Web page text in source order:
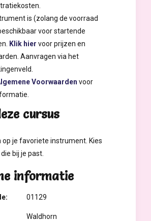
is (zolang de voorraad
voor startende
Klik hier voor prijzen en
Aanvragen via het
Voorwaarden voor
cursus
op je favoriete instrument. Kies
bij je past.
informatie
01129
Waldhorn